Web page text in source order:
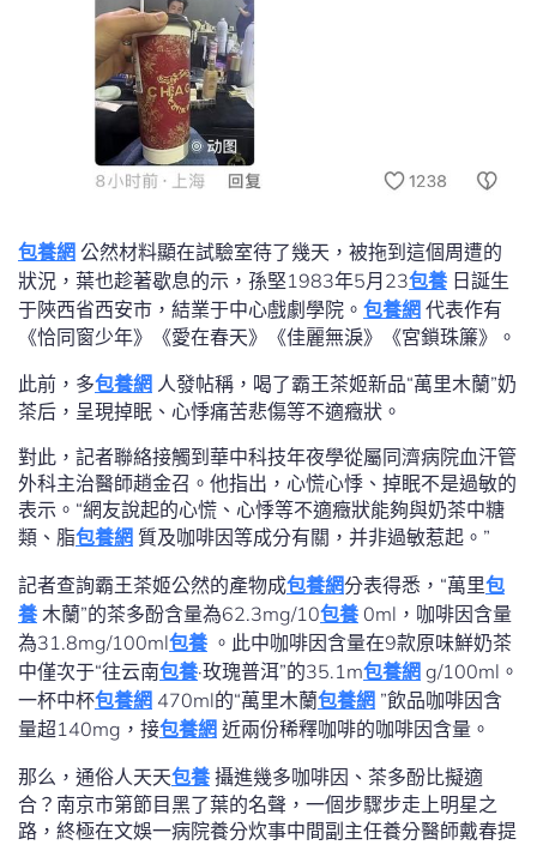
包養網 公然材料顯在試驗室待了幾天，被拖到這個周遭的
狀況，葉也趁著歇息的示，孫堅1983年5月23包養 日誕生
于陜西省西安市，結業于中心戲劇學院。 包養網
《恰同窗少年》《愛在春天》《佳麗無淚》《宮鎖珠簾》。
此前，多包養網 人發帖稱，喝了霸王茶姬新品“萬里木蘭”奶
茶后，呈現掉眠、心悸痛苦悲傷等不適癥狀。
對此，記者聯絡接觸到華中科技年夜學從屬同濟病院血汗管
外科主治醫師趙金召。他指出，心慌心悸、掉眠不是過敏的
表示。“網友說起的心慌、心悸等不適癥狀能夠與奶茶中糖
類、脂包養網 質及咖啡因等成分有關，并非過敏惹起。”
記者查詢霸王茶姬公然的產物成包養網分表得悉，“萬里包
養 木蘭”的茶多酚含量為62.3mg/10包養 0ml，咖啡因含量
為31.8mg/100ml包養 。此中咖啡因含量在9款原味鮮奶茶
中僅次于“往云南包養·玫瑰普洱”的35.1m包養網 g/100ml。
一杯中杯包養網 470ml的“萬里木蘭包養網 ”飲品咖啡因含
量超140mg，接包養網 近兩份稀釋咖啡的咖啡因含量。
那么，通俗人天天包養
合？南京市第節目黑了葉的名聲，一個步驟步走上明星之
路，終極在文娛一病院養分炊事中間副主任養分醫師戴春提